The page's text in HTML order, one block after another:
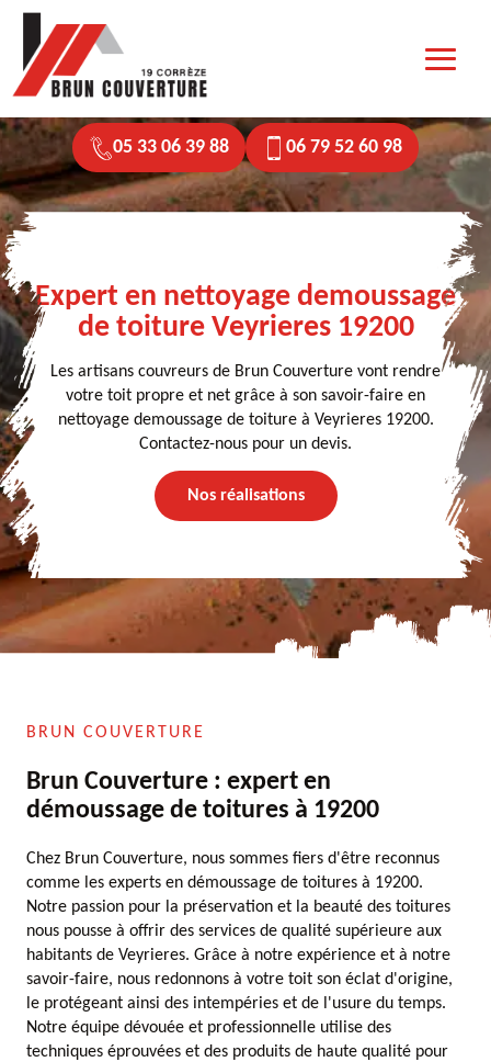
05 33 06 39 88 06 79 52 60 98
Expert en nettoyage demoussage
de toiture Veyrieres 19200
Les artisans couvreurs de Brun Couverture vont rendre
votre toit propre et net grâce à son savoir-faire en
nettoyage demoussage de toiture à Veyrieres 19200.
Contactez-nous pour un devis.
Nos réalisations
BRUN COUVERTURE
Brun Couverture : expert en
démoussage de toitures à 19200
Chez Brun Couverture, nous sommes fiers d'être reconnus
comme les experts en démoussage de toitures à 19200.
Notre passion pour la préservation et la beauté des toitures
nous pousse à offrir des services de qualité supérieure aux
habitants de Veyrieres. Grâce à notre expérience et à notre
savoir-faire, nous redonnons à votre toit son éclat d'origine,
le protégeant ainsi des intempéries et de l'usure du temps.
Notre équipe dévouée et professionnelle utilise des
techniques éprouvées et des produits de haute qualité pour